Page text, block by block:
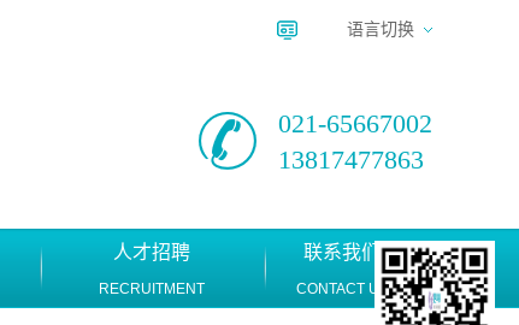
语言切换
021-65667002
13817477863
人才招聘
RECRUITMENT
联系我们
CONTACT US